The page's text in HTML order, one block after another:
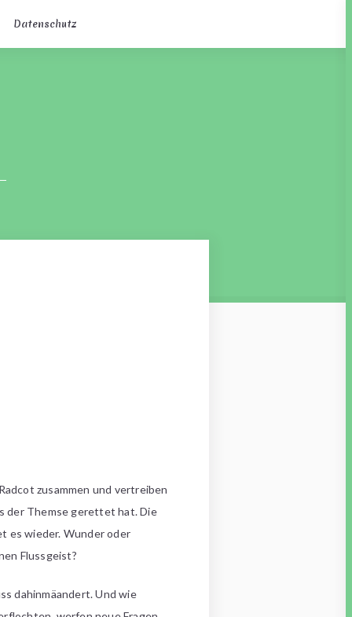
Datenschutz
zusammen und vertreiben
der Themse gerettet hat. Die
es wieder. Wunder oder
Flussgeist?
dahinmäandert. Und wie